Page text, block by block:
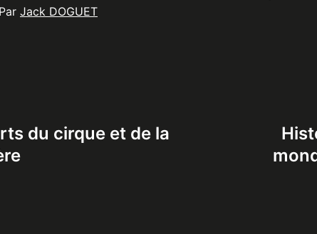
Par Jack DOGUET
du cirque et de la